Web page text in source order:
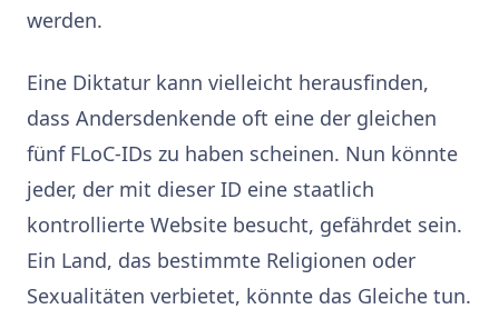
werden.
Eine Diktatur kann vielleicht herausfinden,
dass Andersdenkende oft eine der gleichen
fünf FLoC-IDs zu haben scheinen. Nun könnte
jeder, der mit dieser ID eine staatlich
kontrollierte Website besucht, gefährdet sein.
Ein Land, das bestimmte Religionen oder
Sexualitäten verbietet, könnte das Gleiche tun.